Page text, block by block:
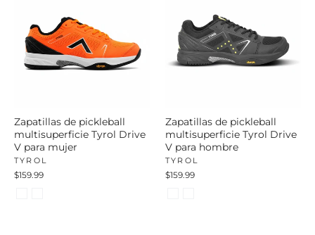
Zapatillas de pickleball
multisuperficie Tyrol Drive
V para mujer
TYROL
$159.99
Zapatillas de pickleball
multisuperficie Tyrol Drive
V para hombre
TYROL
$159.99